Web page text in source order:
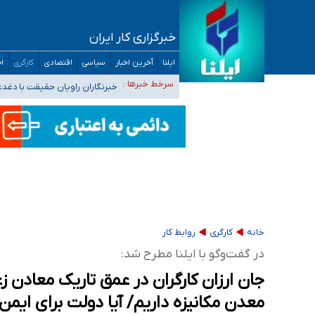
خبرگزاری کار ایران
ایلنا آخرین اخبار سیاسی اقتصادی کارگری
سرخط خبرها :
۴۰ تا ۵۰ روز گرمای نسبی در پیش داریم/ دمای تهران به ۳۸ درجه می‌رسد
موضع وزارت بهداشت درباره ظرفیت پزشکی کنکور ۱۴۰۵: خواستار اصلاح ظرفیت‌ها هستیم، اما هنوز پاسخ مشخصی
تعویق آزمون ورودی دکترای تخصصی
خبرنگاران راویان حقیقت با
آخرین وضعیت شیوع عفونت‌های تنفسی در
خانه کارگری روابط کار
در گفت‌وگو با ایلنا مطرح شد:
جان ارزان کارگران در عمق تاریک
معدن مکانیزه داریم/ آیا دولت برای